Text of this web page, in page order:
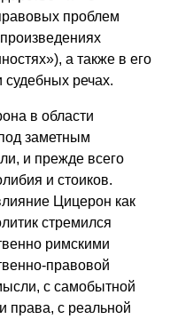
проблем
а также в его
судебных речах.
в области
заметным
и прежде всего
и стоиков.
Цицерон как
стремился
римскими
правовой
с самобытной
права, с реальной